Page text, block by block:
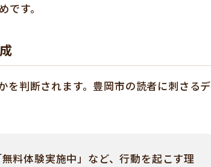
す。
判断されます。豊岡市の読者に刺さるデ
料体験実施中」など、行動を起こす理